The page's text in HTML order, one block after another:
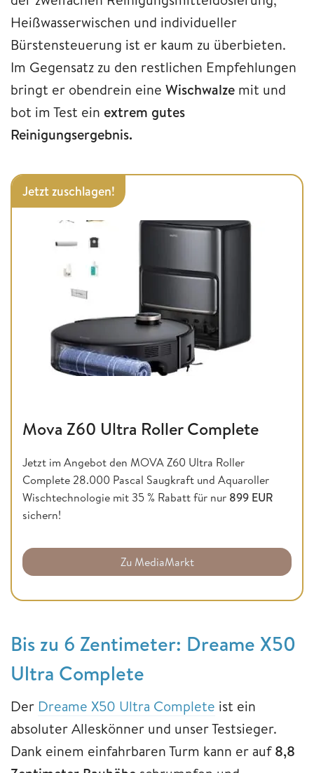
Heißwasserwischen und individueller
Bürstensteuerung ist er kaum zu überbieten.
Im Gegensatz zu den restlichen Empfehlungen
bringt er obendrein eine Wischwalze mit und
bot im Test ein extrem gutes
Reinigungsergebnis.
Jetzt zuschlagen!
Mova Z60 Ultra Roller Complete
Jetzt im Angebot den MOVA Z60 Ultra Roller
Complete 28.000 Pascal Saugkraft und Aquaroller
Wischtechnologie mit 35 % Rabatt für nur 899 EUR
sichern!
Zu MediaMarkt
Bis zu 6 Zentimeter: Dreame X50
Ultra Complete
Der Dreame X50 Ultra Complete ist ein
absoluter Alleskönner und unser Testsieger.
Dank einem einfahrbaren Turm kann er auf8,8